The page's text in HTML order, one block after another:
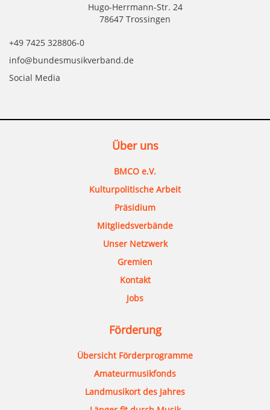
Hugo-Herrmann-Str. 24
78647 Trossingen
+49 7425 328806-0
info@bundesmusikverband.de
Social Media
Über uns
BMCO e.V.
Kulturpolitische Arbeit
Präsidium
Mitgliedsverbände
Unser Netzwerk
Gremien
Kontakt
Jobs
Förderung
Übersicht Förderprogramme
Amateurmusikfonds
Landmusikort des Jahres